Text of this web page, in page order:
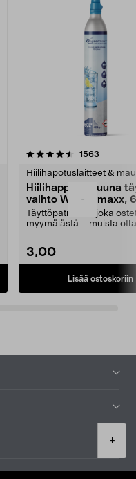
-
+
1563
Hiilihapotuslaitteet &
Hiilihappopatruuna
vaihto Wassermaxx,
Täyttöpatruuna, joka
myymälästä – muista
3,00
Lisää ostoskoriin
4.5viidestä